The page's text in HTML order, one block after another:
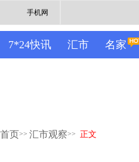
手机网
7*24快讯 汇市 名家
首页>> 汇市观察>> 正文